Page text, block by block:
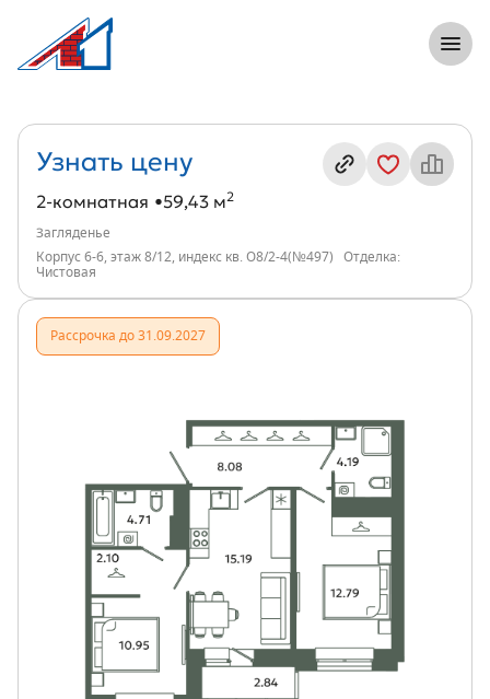
2-комнатная, 59 м², ЖК Загляденье,
Информация о квартире
Узнать цену
2-комнатная 59,43 м2
Загляденье
Корпус 6-6, этаж 8/12, индекс кв. О8/2-4(№497)
Отделка:
Чистовая
Рассрочка до 31.09.2027